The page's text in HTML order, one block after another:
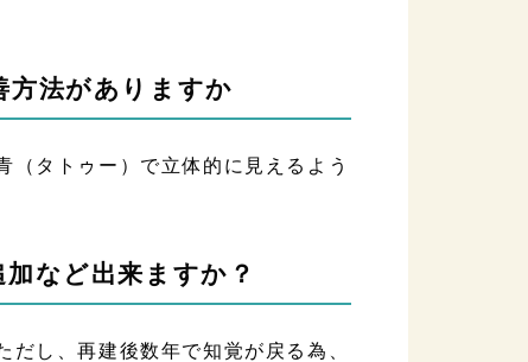
方法がありますか
タトゥー）で立体的に見えるよう
など出来ますか？
し、再建後数年で知覚が戻る為、